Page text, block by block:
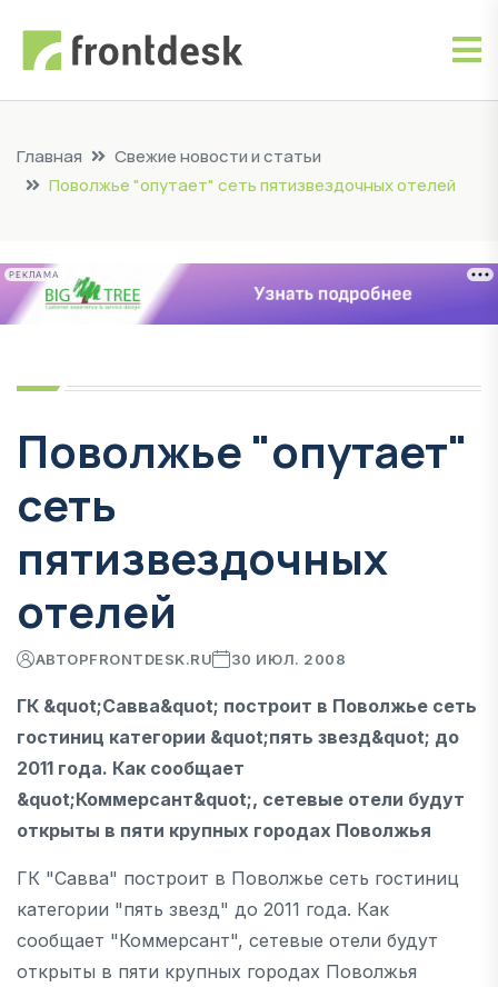
Главная
Свежие новости и статьи
Поволжье "опутает" сеть пятизвездочных отелей
РЕКЛАМА
Поволжье "опутает"
сеть
пятизвездочных
отелей
АВТОРFRONTDESK.RU 30 ИЮЛ. 2008
ГК &quot;Савва&quot; построит в Поволжье сеть
гостиниц категории &quot;пять звезд&quot; до
2011 года. Как сообщает
&quot;Коммерсант&quot;, сетевые отели будут
открыты в пяти крупных городах Поволжья
ГК "Савва" построит в Поволжье сеть гостиниц
категории "пять звезд" до 2011 года. Как
сообщает "Коммерсант", сетевые отели будут
открыты в пяти крупных городах Поволжья